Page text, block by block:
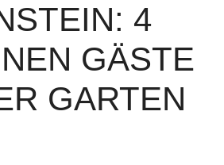
4
GÄSTE
GARTEN